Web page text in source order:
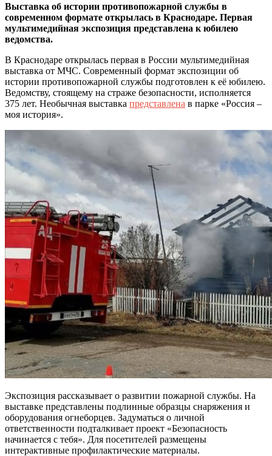
Выставка об истории противопожарной службы в
современном формате открылась в Краснодаре. Первая
мультимедийная экспозиция представлена к юбилею
ведомства.
В Краснодаре открылась первая в России мультимедийная
выставка от МЧС. Современный формат экспозиции об
истории противопожарной службы подготовлен к её юбилею.
Ведомству, стоящему на страже безопасности, исполняется
375 лет. Необычная выставка представлена в парке «Россия –
моя история».
Экспозиция рассказывает о развитии пожарной службы. На
выставке представлены подлинные образцы снаряжения и
оборудования огнеборцев. Задуматься о личной
ответственности подталкивает проект «Безопасность
начинается с тебя». Для посетителей размещены
интерактивные профилактические материалы.